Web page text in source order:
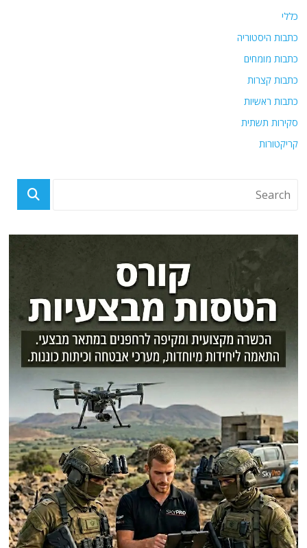
כללי
כתבות היסטוריה
כתבות מומחים
כתבות קצרות
כתבות ראשיות
סקירות תשתית
קריקטורות